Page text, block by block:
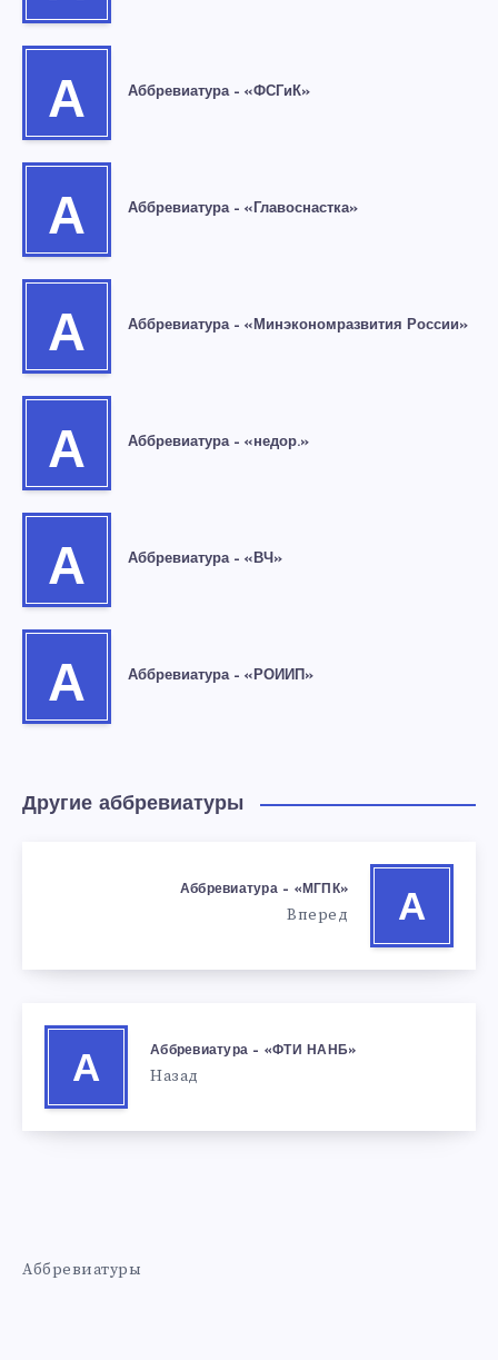
А Аббревиатура – «ФСГиК»
А Аббревиатура – «Главоснастка»
А Аббревиатура – «Минэкономразвития России»
А Аббревиатура – «недор.»
А Аббревиатура – «ВЧ»
А Аббревиатура – «РОИИП»
Другие аббревиатуры
А
Аббревиатура – «МГПК»
Вперед
А
Аббревиатура – «ФТИ НАНБ»
Назад
Аббревиатуры